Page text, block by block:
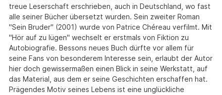
treue Leserschaft erschrieben, auch in Deutschland, wo fast
alle seiner Bücher übersetzt wurden. Sein zweiter Roman
"Sein Bruder" (2001) wurde von Patrice Chéreau verfilmt. Mit
"Hör auf zu lügen" wechselt er erstmals von Fiktion zu
Autobiografie. Bessons neues Buch dürfte vor allem für
seine Fans von besonderem Interesse sein, erlaubt der Autor
hier doch gewissermaßen einen Blick in seine Werkstatt, auf
das Material, aus dem er seine Geschichten erschaffen hat.
Prägendes Motiv seines Lebens ist eine unglückliche